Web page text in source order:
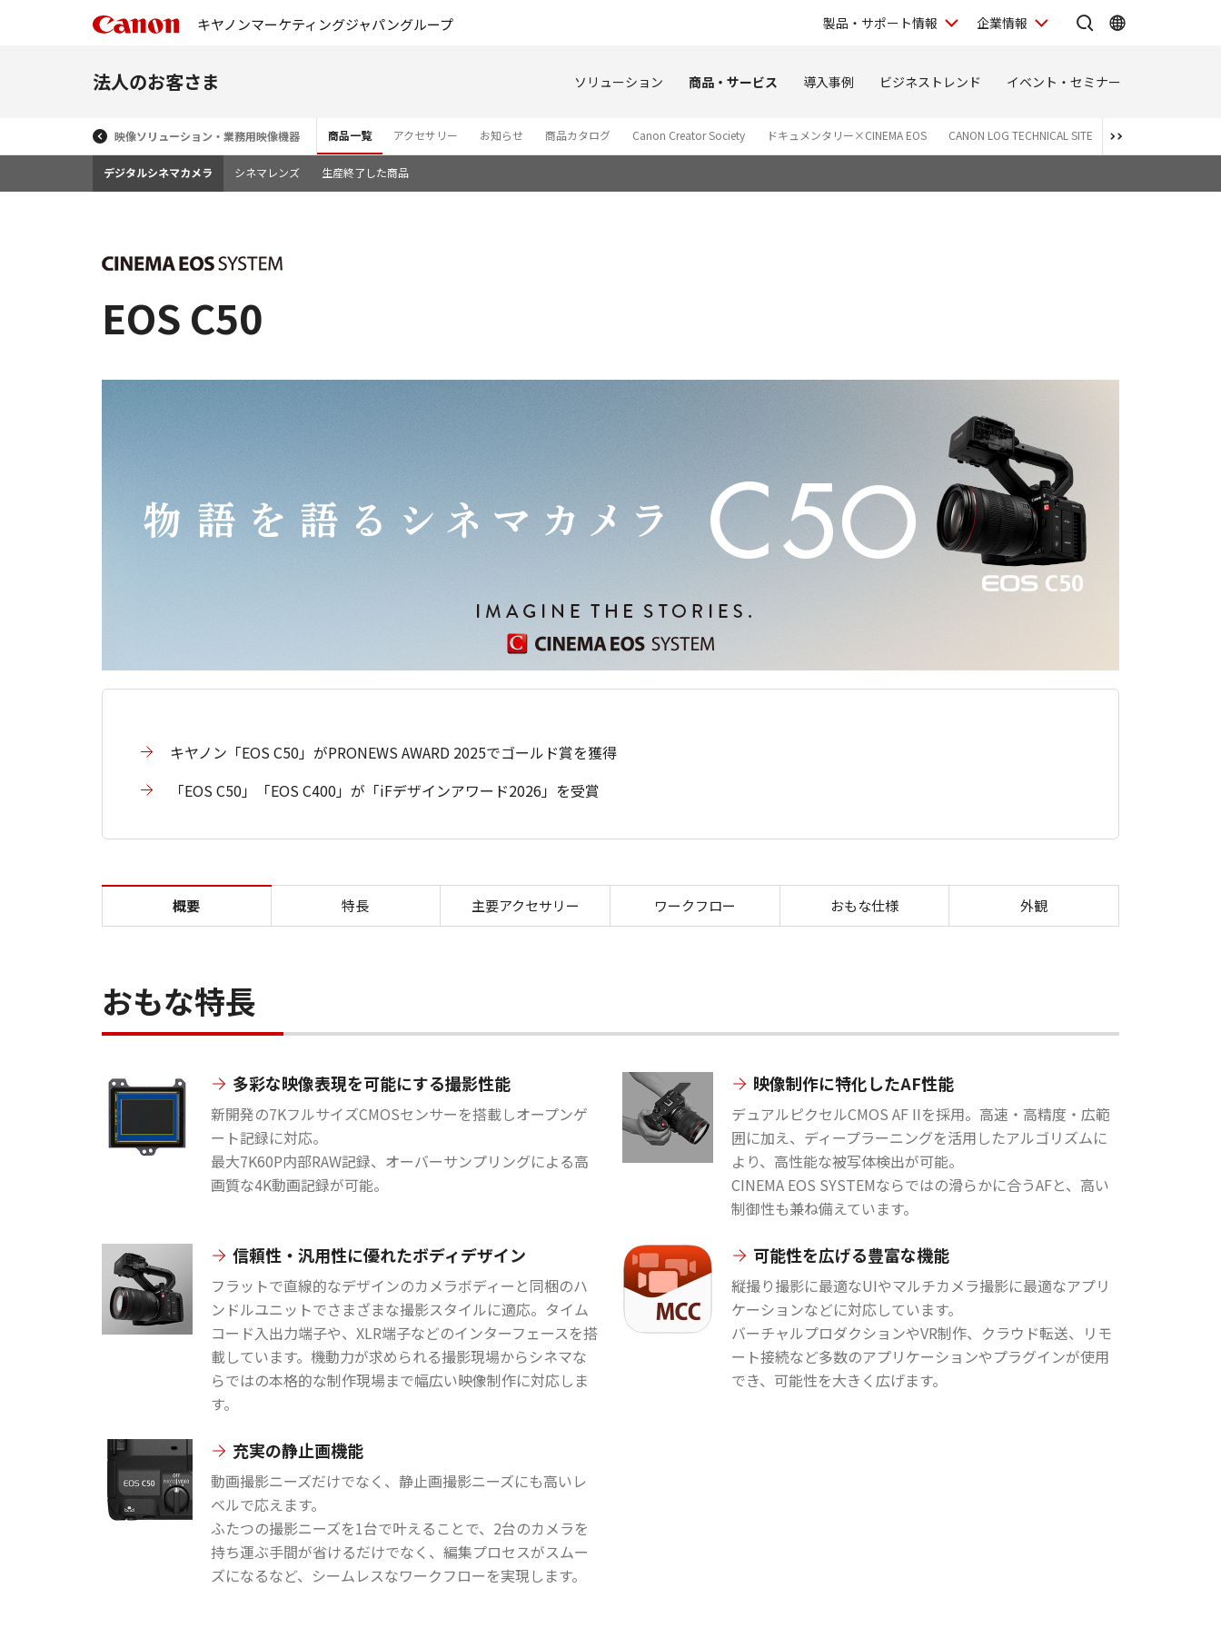
キヤノンマーケティングジャパングループ 製品・サポート情報 企業情報
法人のお客さま ソリューション 商品・サービス 導入事例 ビジネストレンド イベント・セミナー
映像ソリューション・業務用映像機器 商品一覧 アクセサリー お知らせ 商品カタログ Canon Creator Society ドキュメンタリー×CINEMA EOS CANON LOG TECHNICAL SITE Canon Log 3
デジタルシネマカメラ シネマレンズ 生産終了した商品
EOS C50
キヤノン「EOS C50」がPRONEWS AWARD 2025でゴールド賞を獲得
「EOS C50」「EOS C400」が「iFデザインアワード2026」を受賞
EOS C50
概要 特長 主要アクセサリー ワークフロー おもな仕様 外観
おもな特長
多彩な映像表現を可能にする撮影性能
新開発の7KフルサイズCMOSセンサーを搭載しオープンゲ
ート記録に対応。
最大7K60P内部RAW記録、オーバーサンプリングによる高
画質な4K動画記録が可能。
映像制作に特化したAF性能
デュアルピクセルCMOS AF IIを採用。高速・高精度・広範
囲に加え、ディープラーニングを活用したアルゴリズムに
より、高性能な被写体検出が可能。
CINEMA EOS SYSTEMならではの滑らかに合うAFと、高い
制御性も兼ね備えています。
信頼性・汎用性に優れたボディデザイン
フラットで直線的なデザインのカメラボディーと同梱のハ
ンドルユニットでさまざまな撮影スタイルに適応。タイム
コード入出力端子や、XLR端子などのインターフェースを搭
載しています。機動力が求められる撮影現場からシネマな
らではの本格的な制作現場まで幅広い映像制作に対応しま
す。
可能性を広げる豊富な機能
縦撮り撮影に最適なUIやマルチカメラ撮影に最適なアプリ
ケーションなどに対応しています。
バーチャルプロダクションやVR制作、クラウド転送、リモ
ート接続など多数のアプリケーションやプラグインが使用
でき、可能性を大きく広げます。
充実の静止画機能
動画撮影ニーズだけでなく、静止画撮影ニーズにも高いレ
ベルで応えます。
ふたつの撮影ニーズを1台で叶えることで、2台のカメラを
持ち運ぶ手間が省けるだけでなく、編集プロセスがスムー
ズになるなど、シームレスなワークフローを実現します。